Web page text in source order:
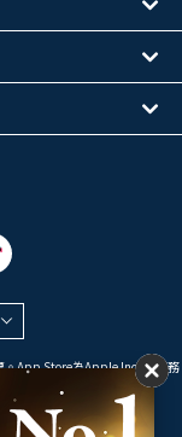
App Store為Apple Inc. 的服務